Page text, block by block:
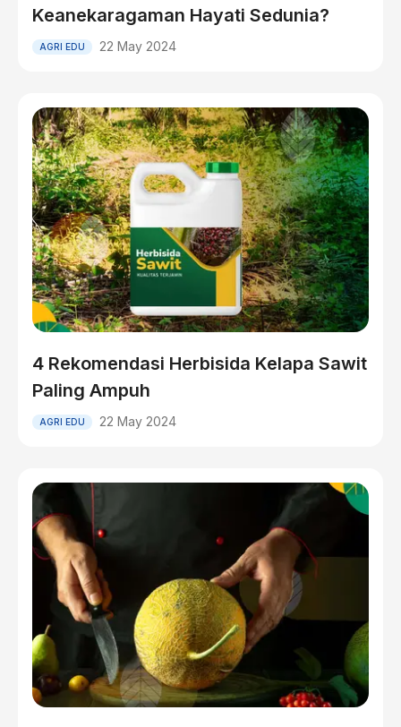
Keanekaragaman Hayati Sedunia?
AGRI EDU 22 May 2024
4 Rekomendasi Herbisida Kelapa Sawit
Paling Ampuh
AGRI EDU 22 May 2024